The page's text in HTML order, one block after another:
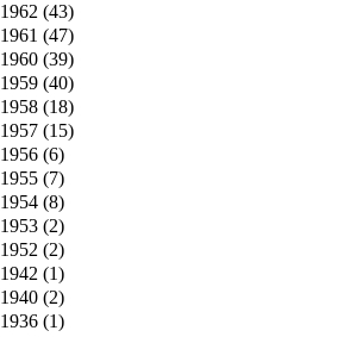
1962 (43)
1961 (47)
1960 (39)
1959 (40)
1958 (18)
1957 (15)
1956 (6)
1955 (7)
1954 (8)
1953 (2)
1952 (2)
1942 (1)
1940 (2)
1936 (1)